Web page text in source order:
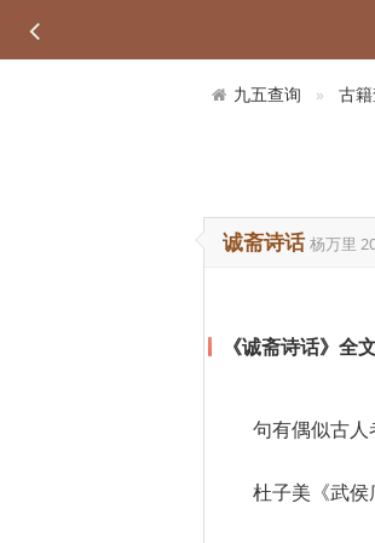
九五查询 古
诚斋诗话杨万里
《诚斋诗话》全
句有偶似古人
杜子美《武侯